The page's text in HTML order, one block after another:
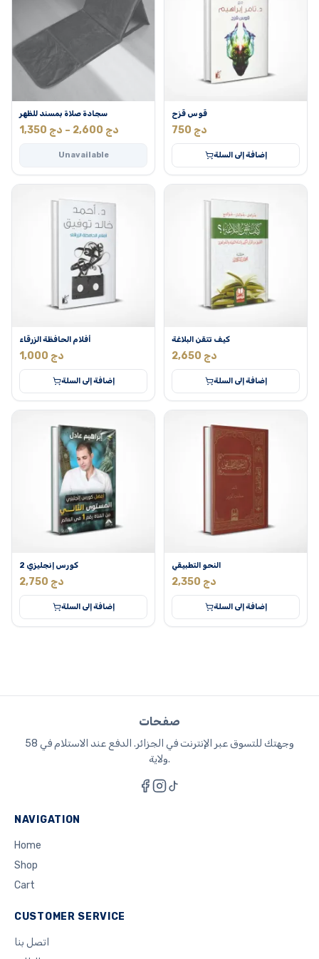
سجادة صلاة بمسند للظهر
1,350 دج – 2,600 دج
through
2,600 دج
Unavailable
قوس قزح
750 دج
إضافة إلى السلة
أفلام الحافظة الزرقاء
1,000 دج
إضافة إلى السلة
كيف تتقن البلاغة
2,650 دج
إضافة إلى السلة
كورس إنجليزي 2
2,750 دج
إضافة إلى السلة
النحو التطبيقي
2,350 دج
إضافة إلى السلة
صفحات
وجهتك للتسوق عبر الإنترنت في الجزائر. الدفع عند الاستلام في 58
ولاية.
NAVIGATION
Home
Shop
Cart
CUSTOMER SERVICE
اتصل بنا